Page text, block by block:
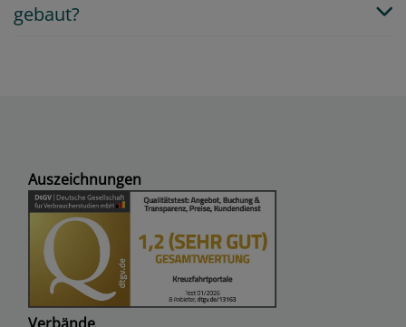
gebaut?
Auszeichnungen
Verbände